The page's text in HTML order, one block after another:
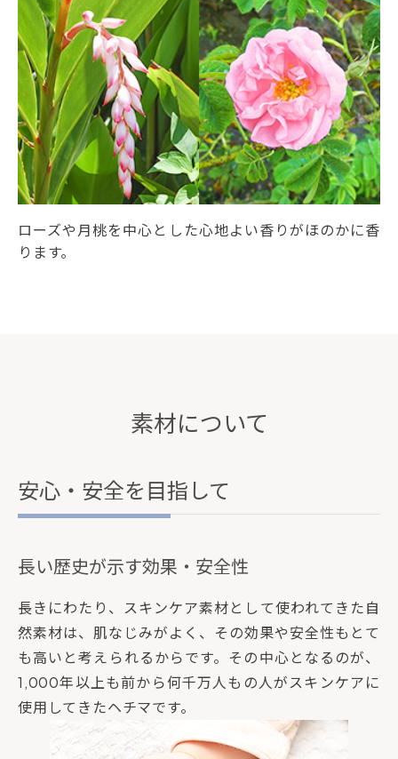
ローズや月桃を中心とした心地よい香りがほのかに香
ります。
素材について
安心・安全を目指して
長い歴史が示す効果・安全性
長きにわたり、スキンケア素材として使われてきた自
然素材は、肌なじみがよく、その効果や安全性もとて
も高いと考えられるからです。その中心となるのが、
1,000年以上も前から何千万人もの人がスキンケアに
使用してきたヘチマです。